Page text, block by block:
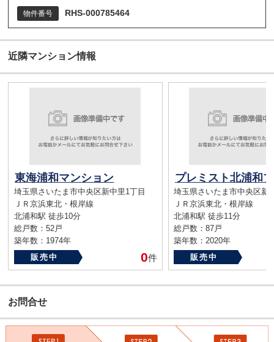
物件番号 RHS-000785464
近隣マンション情報
東海浦和マンション
埼玉県さいたま市中央区新中里1丁目
ＪＲ京浜東北・根岸線
北浦和駅 徒歩10分
総戸数：52戸
築年数：1974年
販売中
0件
埼玉県さいたま市中央区新
ＪＲ京浜東北・根岸線
北浦和駅 徒歩11分
総戸数：87戸
築年数：2020年
販売中
お問合せ